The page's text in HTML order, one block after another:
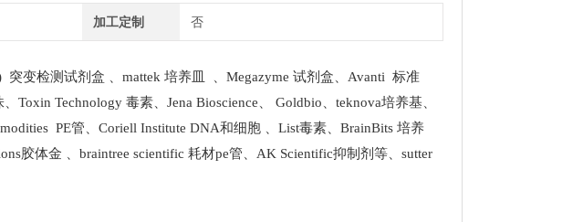
加工定制 否
突变检测试剂盒 mattek 培养皿 Megazyme 试剂盒
Avanti 标准
Toxin Technology 毒素、 Jena Bioscience Goldbio teknova培养基
PE管 Coriell Institute DNA和细胞 List毒素、 BrainBits 培养
胶体金 braintree scientific 耗材pe管 AK Scientific抑制剂等、 sutter